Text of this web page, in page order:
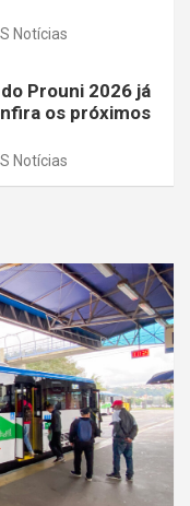
Notícias
Prouni 2026 já
os próximos
Notícias